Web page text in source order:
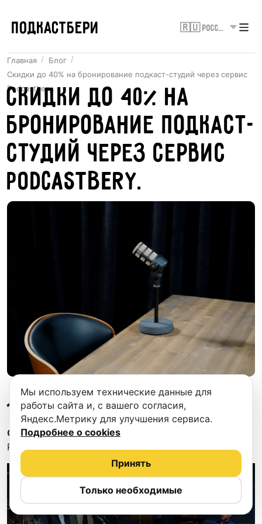
ПОДКАСТБЕРИ 🇷🇺 Россия
Главная
Блог
Скидки до 40% на бронирование подкаст-студий через сервис
Podcastbery.
Скидки до 40% на
бронирование подкаст-
студий через сервис
Podcastbery.
1.IAMMEXT
Cкидка 40%на бронирование через сервис
Podcastbery!
Мы используем технические данные для
работы сайта и, с вашего согласия,
Яндекс.Метрику для улучшения сервиса.
Подробнее о cookies
Только необходимые
Принять